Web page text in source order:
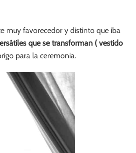
muy favorecedor y distinto que iba
que se transforman ( vestido
para la ceremonia.